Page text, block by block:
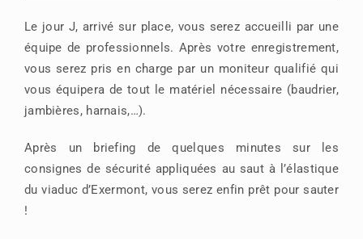
Le jour J, arrivé sur place, vous serez accueilli par une
équipe de professionnels. Après votre enregistrement,
vous serez pris en charge par un moniteur qualifié qui
vous équipera de tout le matériel nécessaire (baudrier,
jambières, harnais,…).
Après un briefing de quelques minutes sur les
consignes de sécurité appliquées au saut à l’élastique
du viaduc d’Exermont, vous serez enfin prêt pour sauter
!